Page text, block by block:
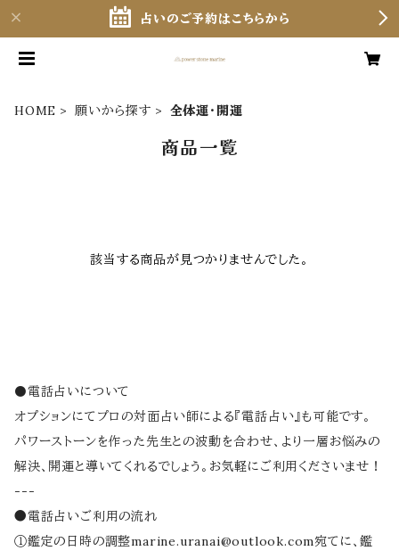
占いのご予約はこちらから
HOME 願いから探す 全体運・開運
商品一覧
該当する商品が見つかりませんでした。
⚫️電話占いについて
オプションにてプロの対面占い師による『電話占い』も可能です。
パワーストーンを作った先生との波動を合わせ、より一層お悩みの
解決、開運と導いてくれるでしょう。お気軽にご利用くださいませ！
---
●電話占いご利用の流れ
①鑑定の日時の調整marine.uranai@outlook.com宛てに、鑑